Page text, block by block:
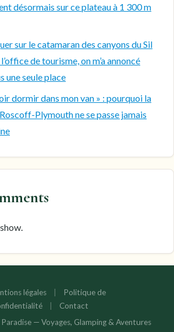
désormais sur ce plateau à 1 300 m
sur le catamaran des canyons du Sil
de tourisme, on m’a annoncé
une seule place
dormir dans mon van » : pourquoi la
Plymouth ne se passe jamais
légales
Politique de
Contact
— Voyages, Glamping & Aventures